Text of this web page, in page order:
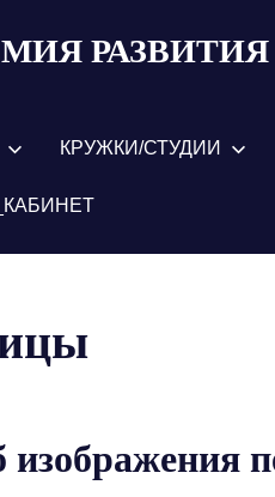
КРУЖКИ/СТУДИИ
изображения